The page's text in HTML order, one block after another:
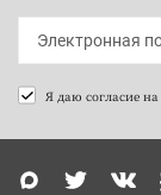
Я даю согласие на